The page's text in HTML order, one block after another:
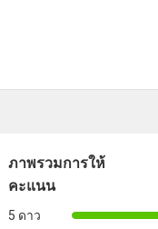
ภาพรวมการให้
คะแนน
5 ดาว